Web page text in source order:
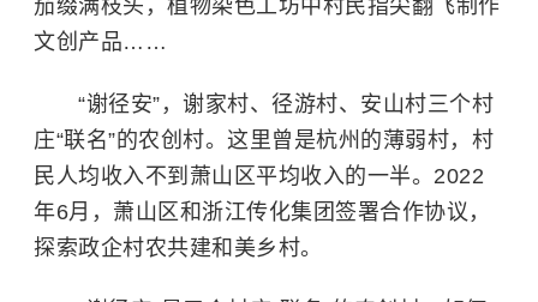
茄缀满枝头，植物染色工坊中村民指尖翻飞制作
文创产品……
“谢径安”，谢家村、径游村、安山村三个村
庄“联名”的农创村。这里曾是杭州的薄弱村，村
民人均收入不到萧山区平均收入的一半。2022
年6月，萧山区和浙江传化集团签署合作协议，
探索政企村农共建和美乡村。